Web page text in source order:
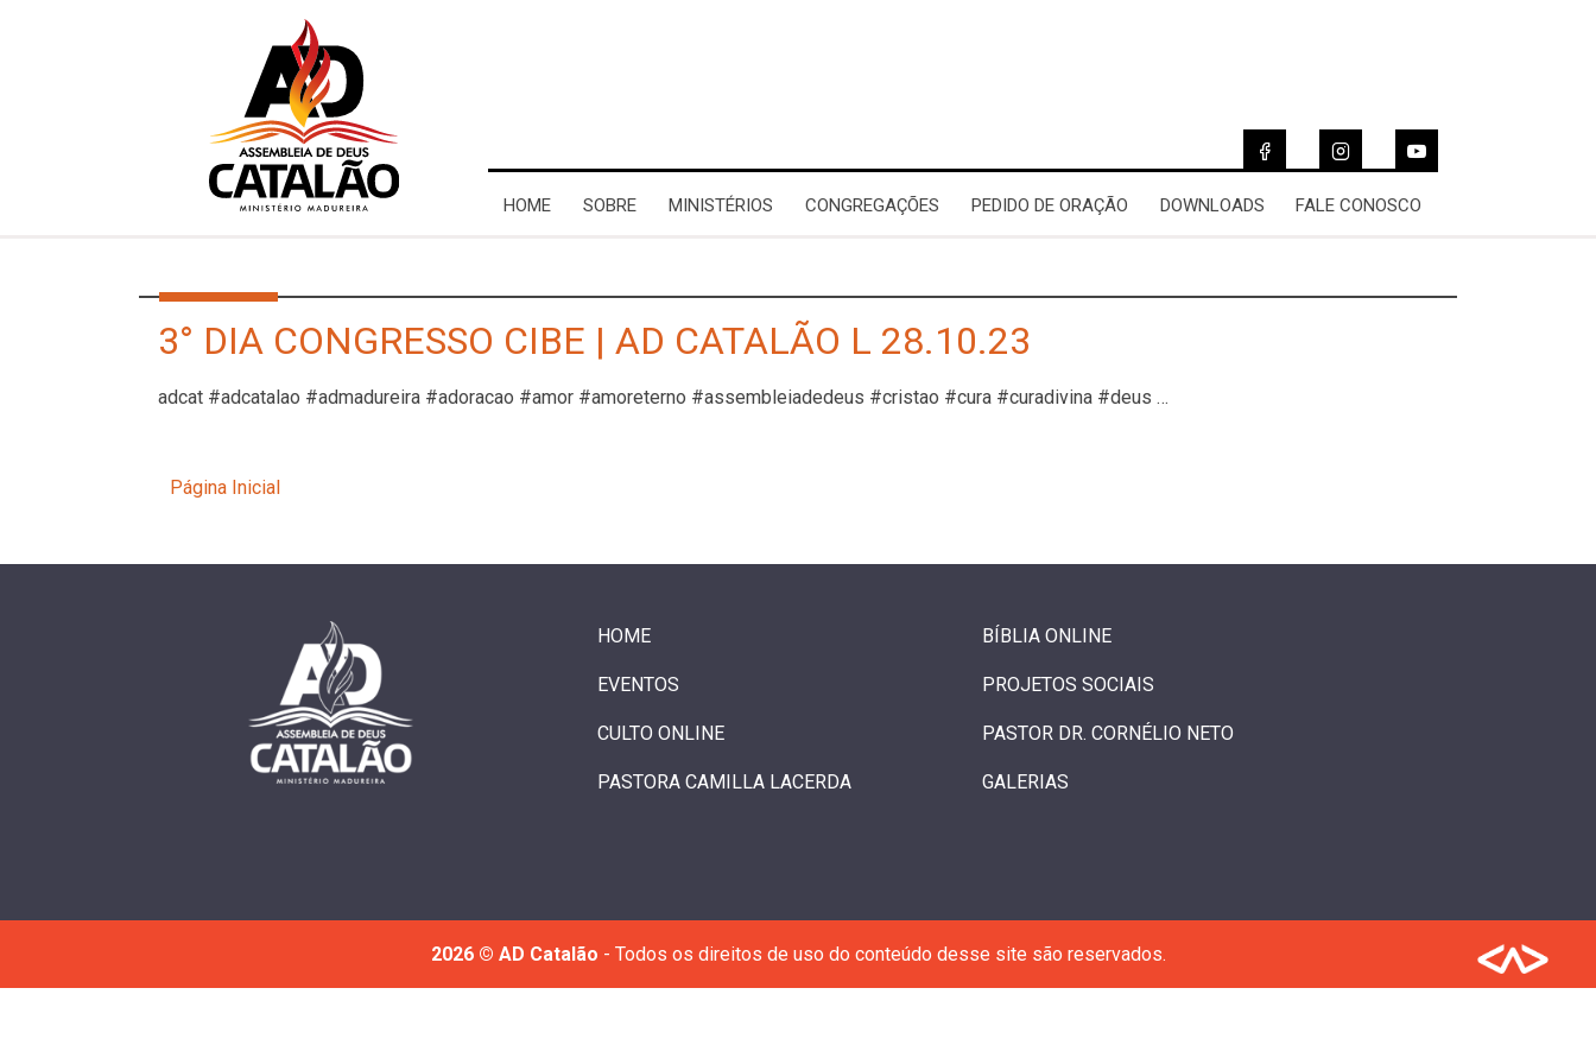
HOME SOBRE MINISTÉRIOS CONGREGAÇÕES PEDIDO DE ORAÇÃO DOWNLOADS FALE CONOSCO
3° DIA CONGRESSO CIBE | AD CATALÃO L 28.10.23
adcat #adcatalao #admadureira #adoracao #amor #amoreterno #assembleiadedeus #cristao #cura #curadivina #deus …
Página Inicial
HOME BÍBLIA ONLINE
EVENTOS PROJETOS SOCIAIS
CULTO ONLINE PASTOR DR. CORNÉLIO NETO
PASTORA CAMILLA LACERDA GALERIAS
2026 © AD Catalão - Todos os direitos de uso do conteúdo desse site são reservados.